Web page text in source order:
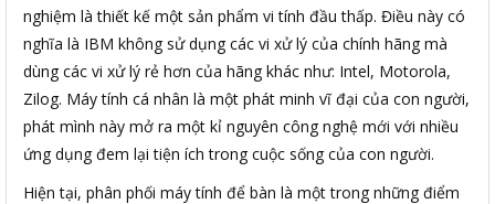
nghiệm là thiết kế một sản phẩm vi tính đầu thấp. Điều này có
nghĩa là IBM không sử dụng các vi xử lý của chính hãng mà
dùng các vi xử lý rẻ hơn của hãng khác như: Intel, Motorola,
Zilog. Máy tính cá nhân là một phát minh vĩ đại của con người,
phát mình này mở ra một kỉ nguyên công nghệ mới với nhiều
ứng dụng đem lại tiện ích trong cuộc sống của con người.
Hiện tại, phân phối máy tính để bàn là một trong những điểm